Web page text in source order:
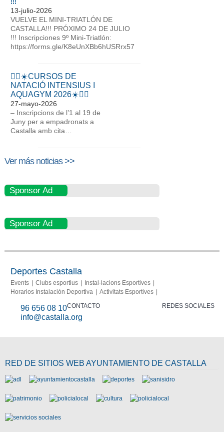
13-julio-2026
VUELVE EL MINI-TRIATLÓN DE
CASTALLA!!! PRÓXIMO 24 DE JULIO
!!! Inscripciones 9º Mini-Triatlón:
https://forms.gle/K8eUnXBb6hUSRrx57
🏊‍♀️☀️CURSOS DE
NATACIÓ INTENSIUS I
AQUAGYM 2026☀️🏊‍♀️
27-mayo-2026
– Inscripcions de l’1 al 19 de
Juny per a empadronats a
Castalla amb cita…
Ver más noticias >>
Sponsor Ad
Sponsor Ad
Deportes Castalla
Events Clubs esportius
Instal·lacions Esportives
Horarios Instalación Deportiva
Activitats Esportives
CONTACTO
96 656 08 10
info@castalla.org
REDES SOCIALES
RED DE SITIOS WEB AYUNTAMIENTO DE CASTALLA